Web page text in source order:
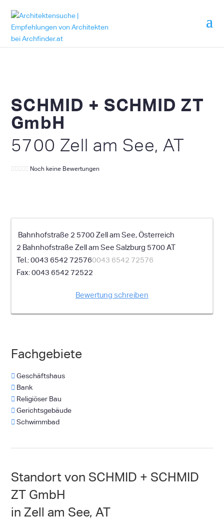
SCHMID + SCHMID ZT
GmbH
5700 Zell am See, AT
Noch keine Bewertungen
Bahnhofstraße 2 5700 Zell am See, Österreich
2 Bahnhofstraße Zell am See Salzburg 5700 AT
0043 6542 725760043 6542 72576
0043 6542 72522
Bewertung schreiben
Fachgebiete
Geschäftshaus
Bank
Religiöser Bau
Gerichtsgebäude
Schwimmbad
Standort von SCHMID + SCHMID
ZT GmbH
in Zell am See, AT